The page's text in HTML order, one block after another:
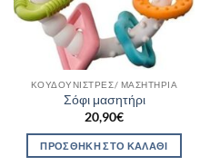
ΚΟΥΔΟΥΝΊΣΤΡΕΣ/ ΜΑΣΗΤΉΡΙΑ
Σόφι μασητήρι
20,90€
ΠΡΟΣΘΉΚΗ ΣΤΟ ΚΑΛΆΘΙ